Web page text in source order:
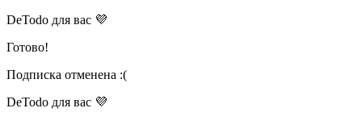
DeTodo для вас 💜
Готово!
Подписка отменена :(
DeTodo для вас 💜